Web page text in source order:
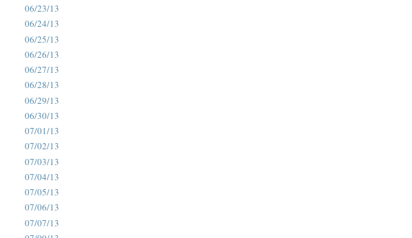
06/23/13
06/24/13
06/25/13
06/26/13
06/27/13
06/28/13
06/29/13
06/30/13
07/01/13
07/02/13
07/03/13
07/04/13
07/05/13
07/06/13
07/07/13